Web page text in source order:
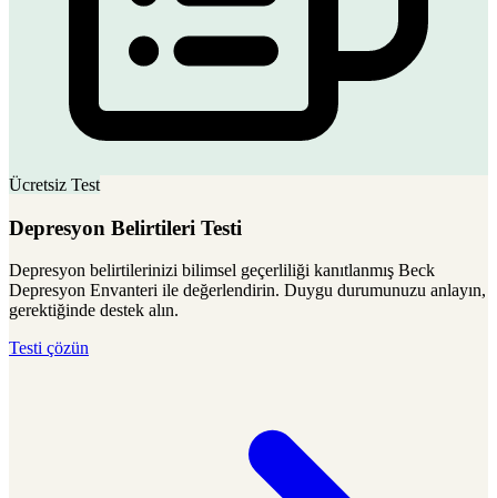
Ücretsiz Test
Depresyon Belirtileri Testi
Depresyon belirtilerinizi bilimsel geçerliliği kanıtlanmış Beck
Depresyon Envanteri ile değerlendirin. Duygu durumunuzu anlayın,
gerektiğinde destek alın.
Testi çözün